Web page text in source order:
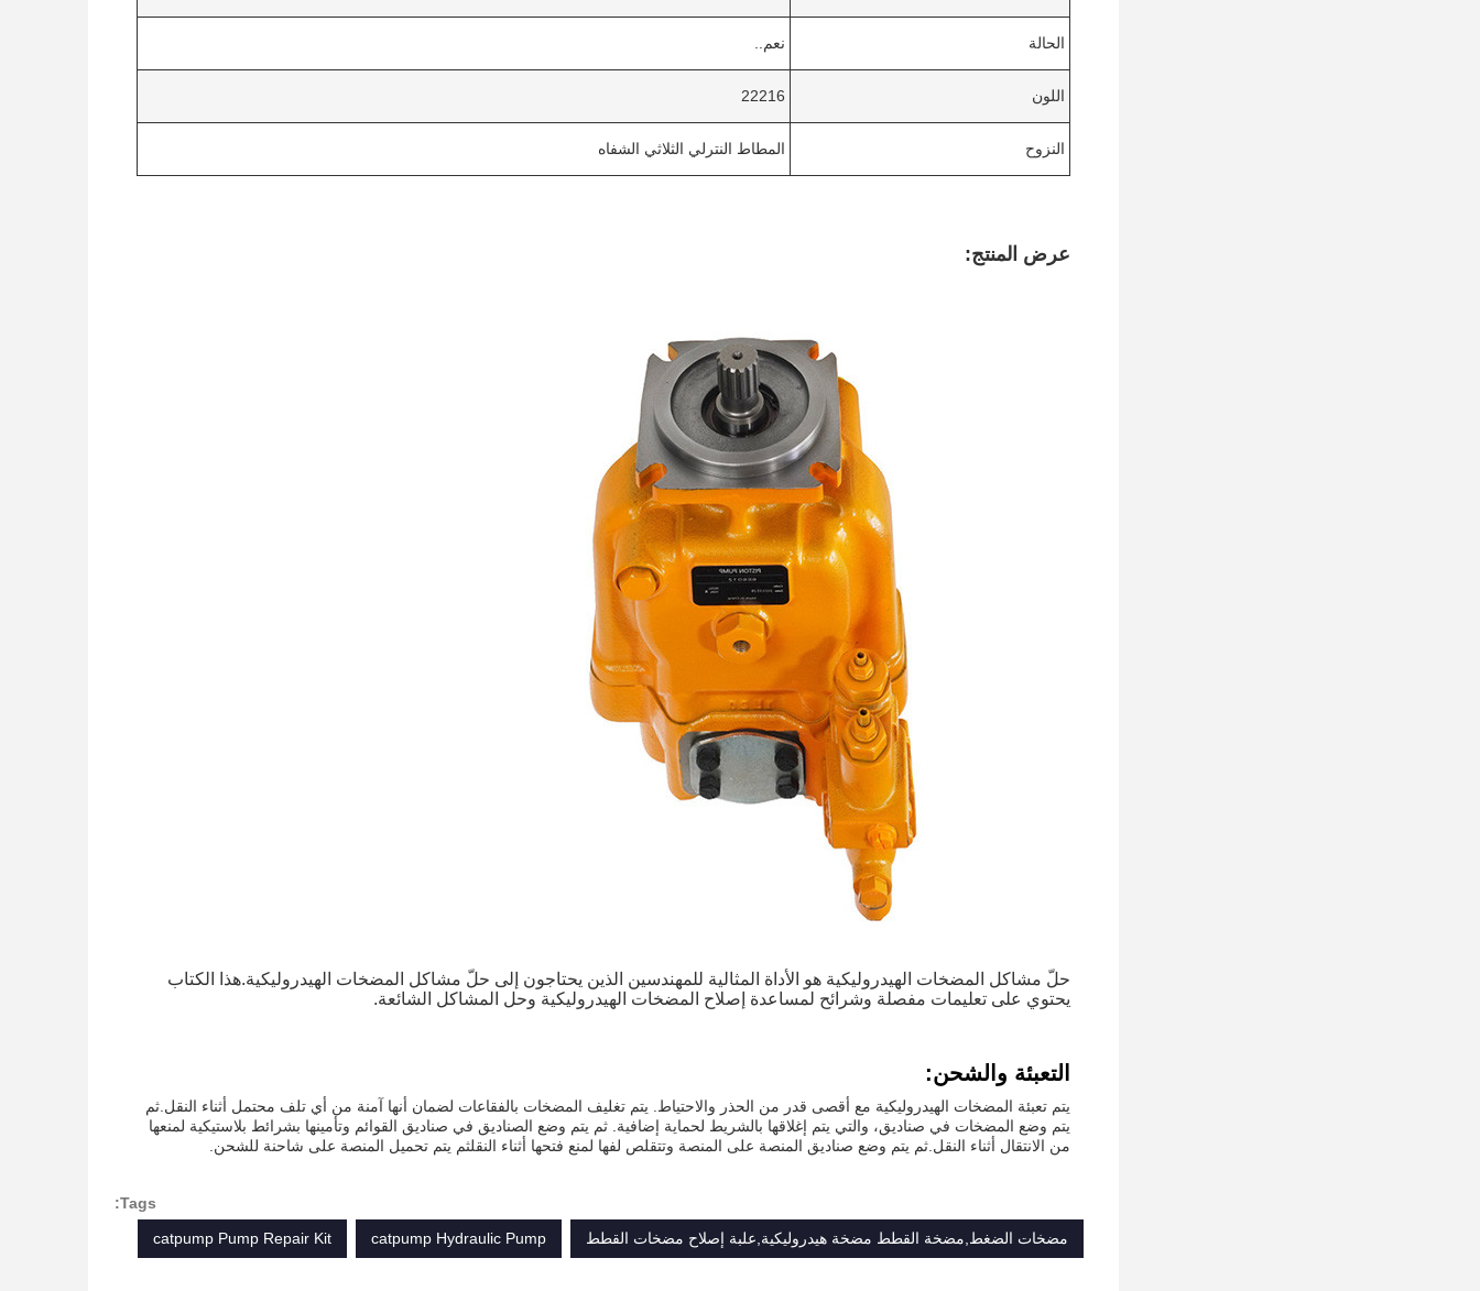
الحالة نعم..
اللون 22216
النزوح المطاط النترلي الثلاثي الشفاه
عرض المنتج:
حلّ مشاكل المضخات الهيدروليكية هو الأداة المثالية للمهندسين الذين يحتاجون إلى حلّ مشاكل المضخات الهيدروليكية.هذا الكتاب
يحتوي على تعليمات مفصلة وشرائح لمساعدة إصلاح المضخات الهيدروليكية وحل المشاكل الشائعة.
التعبئة والشحن:
يتم تعبئة المضخات الهيدروليكية مع أقصى قدر من الحذر والاحتياط. يتم تغليف المضخات بالفقاعات لضمان أنها آمنة من أي تلف محتمل أثناء النقل.ثم
يتم وضع المضخات في صناديق، والتي يتم إغلاقها بالشريط لحماية إضافية. ثم يتم وضع الصناديق في صناديق القوائم وتأمينها بشرائط بلاستيكية لمنعها
من الانتقال أثناء النقل.ثم يتم وضع صناديق المنصة على المنصة وتتقلص لفها لمنع فتحها أثناء النقلثم يتم تحميل المنصة على شاحنة للشحن.
Tags:
مضخات الضغط,مضخة القطط مضخة هيدروليكية,علبة إصلاح مضخات القطط
catpump Hydraulic Pump
catpump Pump Repair Kit